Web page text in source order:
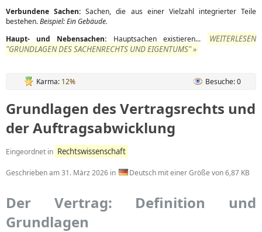
Verbundene Sachen: Sachen, die aus einer Vielzahl integrierter Teile
bestehen.Beispiel: Ein Gebäude.
Haupt- und Nebensachen: Hauptsachen existieren...
WEITERLESEN
"GRUNDLAGEN DES SACHENRECHTS UND EIGENTUMS" »
Karma: 12% Besuche: 0
Grundlagen des Vertragsrechts und
der Auftragsabwicklung
Eingeordnet in Rechtswissenschaft
Geschrieben am31. März 2026 in Deutsch mit einer Größe von 6,87 KB
Der Vertrag: Definition und
Grundlagen